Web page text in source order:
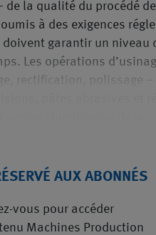
la qualité du procédé
à des exigences
garantir un niveau
Les opérations
rectification, polissage
AUX ABONNÉS
vous pour accéder
Machines Production